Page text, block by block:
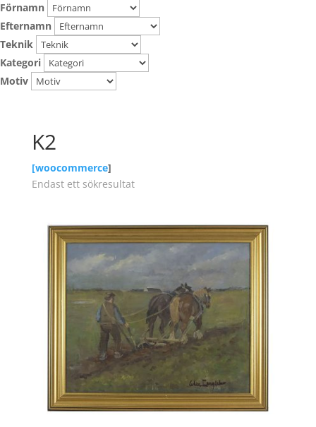
Förnamn
Efternamn
Teknik
Kategori
Motiv
K2
[woocommerce]
Endast ett sökresultat